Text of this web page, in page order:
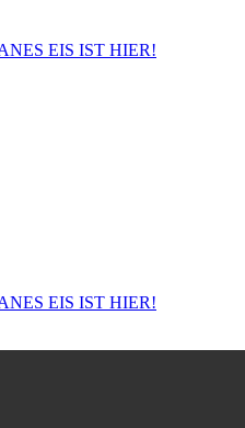
EIS IST HIER!
EIS IST HIER!